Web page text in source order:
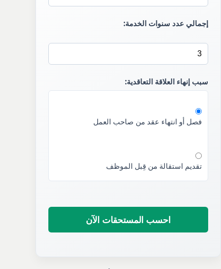
إجمالي عدد سنوات الخدمة:
سبب إنهاء العلاقة التعاقدية:
فصل أو انتهاء عقد من صاحب العمل
تقديم استقالة من قِبل الموظف
احسب المستحقات الآن